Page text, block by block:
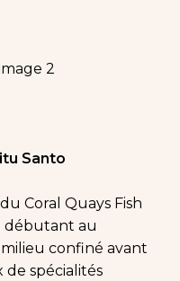
Santo
Coral Quays Fish
débutant au
confiné avant
de spécialités